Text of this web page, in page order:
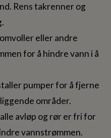
Rens takrenner og
eller andre
for å hindre vann i å
pumper for å fjerne
områder.
avløp og rør er fri for
vannstrømmen.